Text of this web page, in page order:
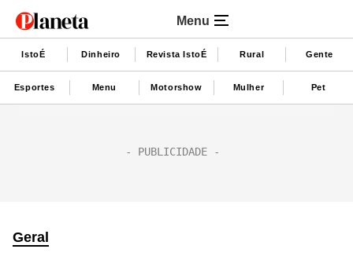
Menu
IstoÉ Dinheiro Revista IstoÉ Rural Gente
Esportes Menu Motorshow Mulher Pet
Geral